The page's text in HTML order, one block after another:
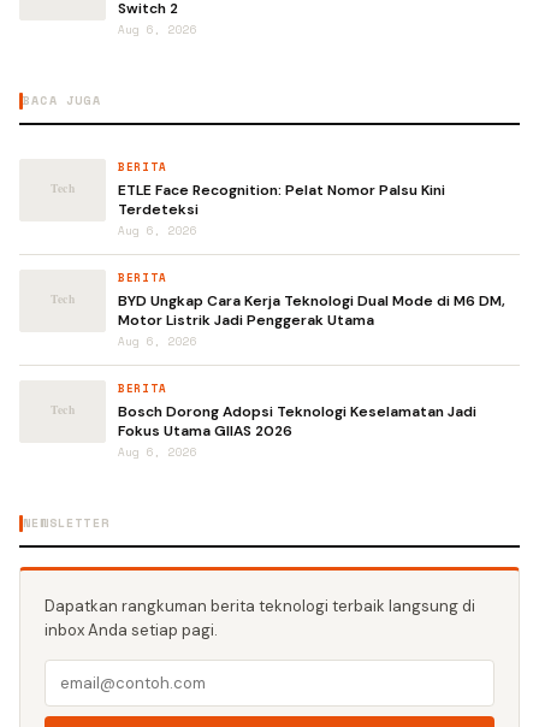
Switch 2
Aug 6, 2026
BACA JUGA
BERITA
ETLE Face Recognition: Pelat Nomor Palsu Kini
Terdeteksi
Aug 6, 2026
BERITA
BYD Ungkap Cara Kerja Teknologi Dual Mode di M6 DM,
Motor Listrik Jadi Penggerak Utama
Aug 6, 2026
BERITA
Bosch Dorong Adopsi Teknologi Keselamatan Jadi
Fokus Utama GIIAS 2026
Aug 6, 2026
NEWSLETTER
Dapatkan rangkuman berita teknologi terbaik langsung di
inbox Anda setiap pagi.